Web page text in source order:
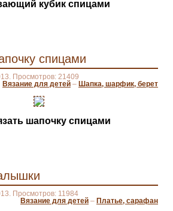
кубик спицами
спицами
Просмотров: 21409
Вязание для детей – Шапка, шарфик, берет
шапочку спицами
Просмотров: 11984
Вязание для детей – Платье, сарафан